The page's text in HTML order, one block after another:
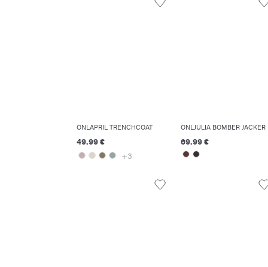
ONLAPRIL TRENCHCOAT
49.99 €
+3
ONLJULIA BOMBER JACKER
69.99 €